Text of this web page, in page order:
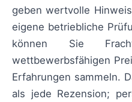
geben wertvolle
eigene betriebliche
können Sie
wettbewerbsfähigen
Erfahrungen sammeln.
als jede Rezension;